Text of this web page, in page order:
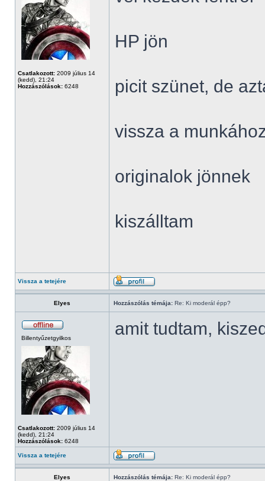
Csatlakozott: 2009 július 14
(kedd), 21:24
Hozzászólások: 6248
HP jön
picit szünet, de
vissza a
originalok jönnek
kiszálltam
Vissza a tetejére
Elyes Hozzászólás témája: Re: Ki moderál épp?
Billentyűzetgyilkos
Csatlakozott: 2009 július 14
(kedd), 21:24
Hozzászólások: 6248
amit tudtam,
Vissza a tetejére
Elyes Hozzászólás témája: Re: Ki moderál épp?